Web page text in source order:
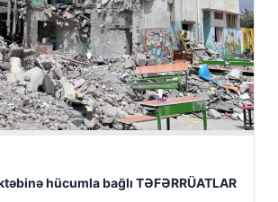
hücumla bağlı TƏFƏRRÜATLAR